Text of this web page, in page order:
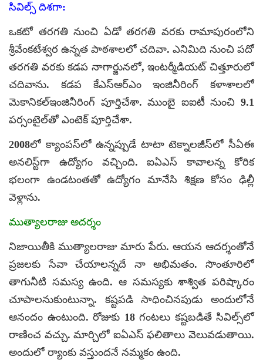
సివిల్స్ దిశగా:
ఒకటో తరగతి నుంచి ఏడో తరగతి వరకు రామాపురంలోని
శ్రీవేంకటేశ్వర ఉన్నత పాఠశాలలో చదివా. ఎనిమిది నుంచి పదో
తరగతి వరకు కడప నాగార్జునలో, ఇంటర్మీడియట్ చిత్తూరులో
చదివాను. కడప కేఎస్ఆర్ఎం ఇంజినీరింగ్ కళాశాలలో
మెకానికల్ఇంజినీరింగ్ పూర్తిచేశా. ముంబై ఐఐటీ నుంచి 9.1
పర్సంటైల్‌తో ఎంటెక్ పూర్తిచేశా.
2008లో క్యాంపస్‌లో ఉన్నప్పుడే టాటా టెక్నాలజీస్‌లో సీఏఈ
అనలిస్ట్‌గా ఉద్యోగం వచ్చింది. ఐఏఎస్ కావాలన్న కోరిక
భలంగా ఉండటంతతో ఉద్యోగం మానేసి శిక్షణ కోసం ఢిల్లీ
వెళ్లాను.
ముత్యాలరాజు అదర్శం
నిజాయితీకి ముత్యాలరాజు మారు పేరు. ఆయన ఆదర్శంతోనే
ప్రజలకు సేవా చేయాలన్నదే నా అభిమతం. సొంతూరిలో
తాగునీటి సమస్య ఉంది. ఆ సమస్యకు శాశ్విత పరిష్కారం
చూపాలనుకుంటున్నా. కష్టపడి సాధించినపుడు అందులోనే
ఆనందం ఉంటుంది. రోజుకు 18 గంటలు కష్టబడితే సివిల్స్‌లో
రాణించ వచ్చు. మార్చిలో ఐఏఎస్ ఫలితాలు వెలువడుతాయి.
అందులో ర్యాంకు వస్తుందనే నమ్మకం ఉంది.